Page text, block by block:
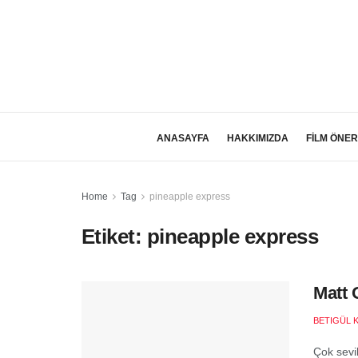
ANASAYFA HAKKIMIZDA FİLM
Home Tag pineapple express
Etiket: pineapple express
Matt
BETIGÜL
Çok